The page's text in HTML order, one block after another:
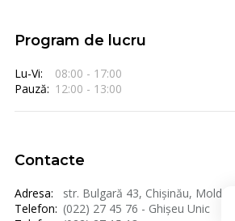
Program de lucru
Lu-Vi:
08:00 - 17:00
Pauză: 12:00 - 13:00
Contacte
Adresa:
str. Bulgară 43, Chișinău, Moldova
Telefon: (022) 27 45 76 - Ghișeu Unic